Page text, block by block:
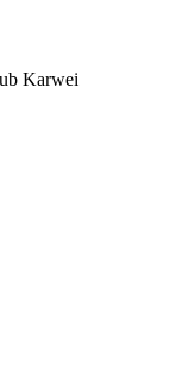
Karwei